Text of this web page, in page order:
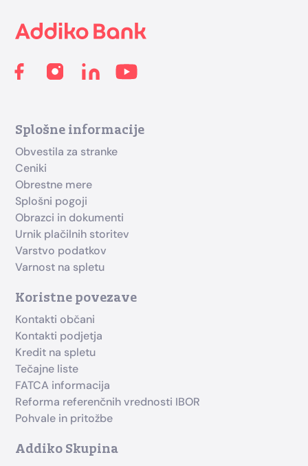
Splošne informacije
Obvestila za stranke
Ceniki
Obrestne mere
Splošni pogoji
Obrazci in dokumenti
Urnik plačilnih storitev
Varstvo podatkov
Varnost na spletu
Koristne povezave
Kontakti občani
Kontakti podjetja
Kredit na spletu
Tečajne liste
FATCA informacija
Reforma referenčnih vrednosti IBOR
Pohvale in pritožbe
Addiko Skupina